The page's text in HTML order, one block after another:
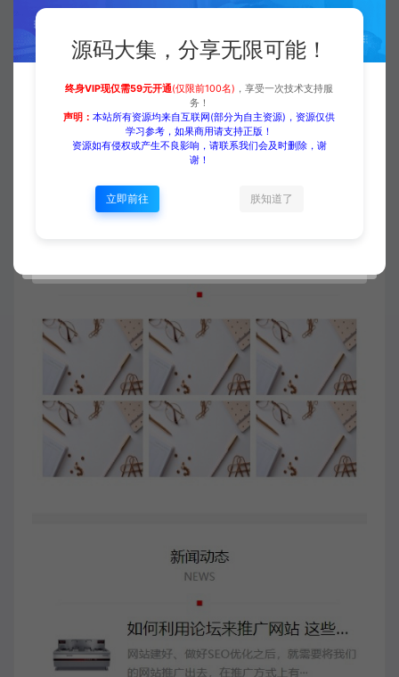
源码大集，分享无限可能！
终身VIP现仅需59元开通(仅限前100名) ，享受一次技术支持服
务！
声明：本站所有资源均来自互联网(部分为自主资源)，资源仅供
学习参考，如果商用请支持正版！
资源如有侵权或产生不良影响，请联系我们会及时删除，谢
谢！
立即前往 朕知道了